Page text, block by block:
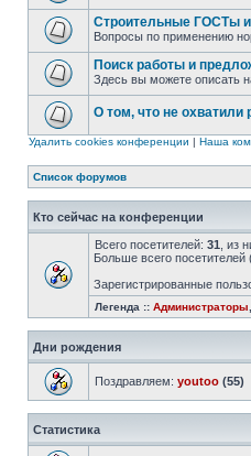
Строительные ГОСТы
Вопросы по применению
Поиск работы и
Здесь вы можете описать
О том, что не
Удалить cookies конференции | Наша
Список форумов
Кто сейчас на конференции
Всего посетителей: 31 , из
Больше всего посетителей
Зарегистрированные
Легенда :: Администраторы
Дни рождения
Поздравляем: youtoo (55)
Статистика